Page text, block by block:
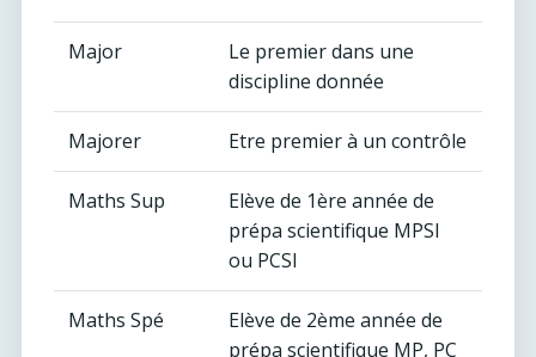
Major
Le premier dans une
discipline donnée
Majorer Etre premier à un contrôle
Maths Sup
Elève de 1ère année de
prépa scientifique MPSI
ou PCSI
Maths Spé
Elève de 2ème année de
prépa scientifique MP, PC